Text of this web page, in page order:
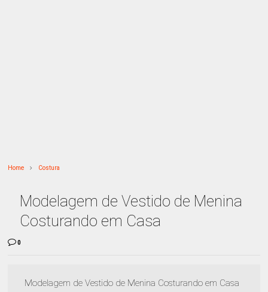
Home Costura
Modelagem de Vestido de Menina
Costurando em Casa
0
Modelagem de Vestido de Menina Costurando em Casa